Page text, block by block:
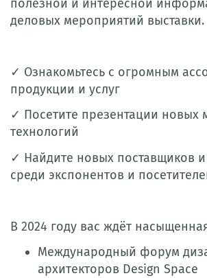
полезной и интересной
деловых мероприятий выставки.
✓ Ознакомьтесь с огромным
продукции и услуг
✓ Посетите презентации новых
технологий
✓ Найдите новых поставщиков
среди экспонентов и
В 2024 году вас ждёт
Международный форум
архитекторов Design Space